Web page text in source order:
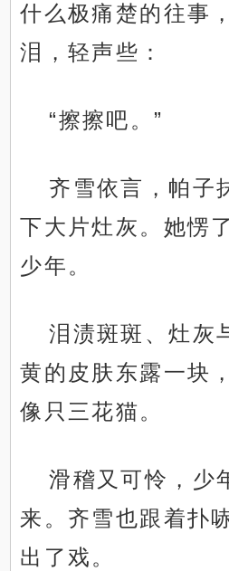
什么极痛楚的往事
泪，轻声些：
“擦擦吧。”
齐雪依言，帕子
下大片灶灰。她愣
少年。
泪渍斑斑、灶灰
黄的皮肤东露一块
像只三花猫。
滑稽又可怜，少
来。齐雪也跟着扑
出了戏。